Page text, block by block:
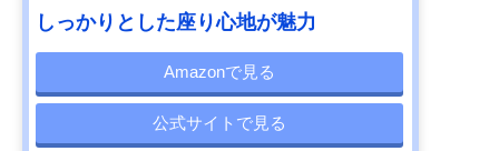
しっかりとした座り心地が魅力
Amazonで見る
公式サイトで見る